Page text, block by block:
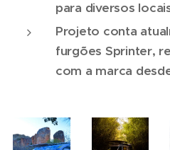
para diversos
Projeto conta
furgões Sprinter,
com a marca